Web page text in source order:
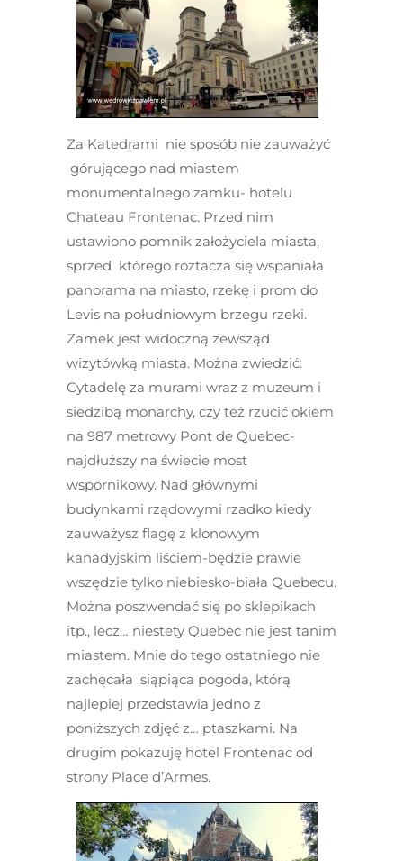
Za Katedrami nie sposób nie zauważyć
górującego nad miastem
monumentalnego zamku- hotelu
Chateau Frontenac. Przed nim
ustawiono pomnik założyciela miasta,
sprzed którego roztacza się wspaniała
panorama na miasto, rzekę i prom do
Levis na południowym brzegu rzeki.
Zamek jest widoczną zewsząd
wizytówką miasta. Można zwiedzić:
Cytadelę za murami wraz z muzeum i
siedzibą monarchy, czy też rzucić okiem
na 987 metrowy Pont de Quebec-
najdłuższy na świecie most
wspornikowy. Nad głównymi
budynkami rządowymi rzadko kiedy
zauważysz flagę z klonowym
kanadyjskim liściem-będzie prawie
wszędzie tylko niebiesko-biała Quebecu.
Można poszwendać się po sklepikach
itp., lecz… niestety Quebec nie jest tanim
miastem. Mnie do tego ostatniego nie
zachęcała siąpiąca pogoda, którą
najlepiej przedstawia jedno z
poniższych zdjęć z… ptaszkami. Na
drugim pokazuję hotel Frontenac od
strony Place d’Armes.